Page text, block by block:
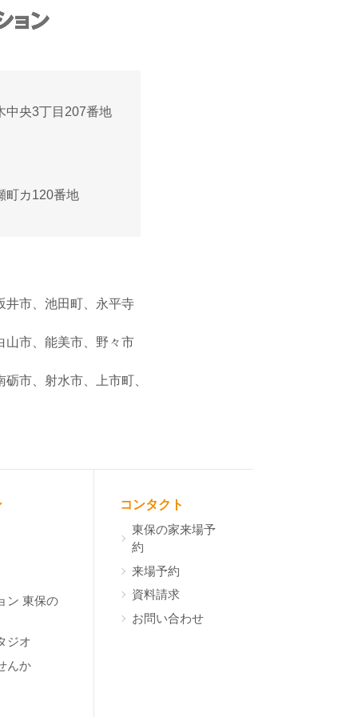
中央3丁目207番地
町カ120番地
井市、池田町、永平寺
山市、能美市、野々市
市、射水市、上市町、
ン 東保の
ジオ
んか
コンタクト
東保の家来場予
約
来場予約
資料請求
お問い合わせ